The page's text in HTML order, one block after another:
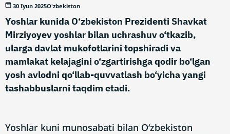
30 Iyun 2025O'zbekiston
Yoshlar kunida O‘zbekiston Prezidenti Shavkat
Mirziyoyev yoshlar bilan uchrashuv o‘tkazib,
ularga davlat mukofotlarini topshiradi va
mamlakat kelajagini o‘zgartirishga qodir bo‘lgan
yosh avlodni qo‘llab-quvvatlash bo‘yicha yangi
tashabbuslarni taqdim etadi.
Yoshlar kuni munosabati bilan O‘zbekiston